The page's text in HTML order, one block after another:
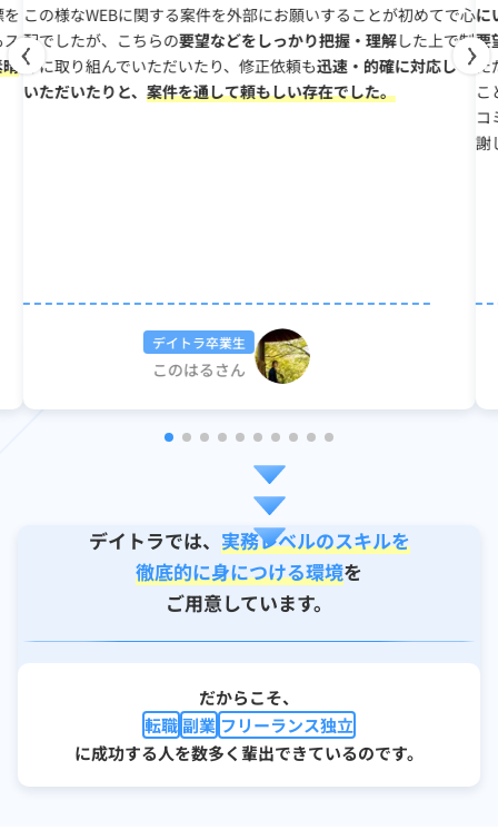
ス
この様なWEBに関する案件を外部にお願いすることが初めてで心
配でしたが、こちらの要望などをしっかり把握・理解した上で制
作に取り組んでいただいたり、修正依頼も迅速・的確に対応して
いただいたりと、 案件を通して頼もしい存在でした。
デイトラ卒業生
このはるさん
に
要
た
こ
コ
謝
デイトラでは、 実務レベルのスキルを
徹底的に身につける環境を
ご用意しています。
だからこそ、
転職副業 フリーランス独立
に成功する人を数多く輩出できているのです。